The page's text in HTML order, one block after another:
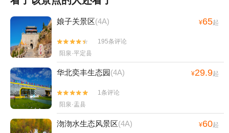
娘子关景区(4A) ¥65起


195条评论
阳泉·平定县
华北奕丰生态园(4A) ¥29.9起


1条评论
阳泉·盂县
沕沕水生态风景区(4A) ¥60起